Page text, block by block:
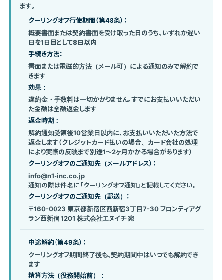
ます。
クーリングオフ行使期間（第48条）：
概要書面または契約書面を受け取った日のうち、いずれか遅い
日を1日目として8日以内
手続き方法：
書面または電磁的方法（メール可）による通知のみで解約で
きます
効果：
違約金・手数料は一切かかりません。すでにお支払いいただい
た金額は全額返金します
返金時期：
解約通知受領後10営業日以内に、お支払いいただいた方法で
返金します（クレジットカード払いの場合、カード会社の処理
により実際の反映まで別途1〜2ヶ月かかる場合があります）
クーリングオフのご通知先（メールアドレス）：
info@n1-inc.co.jp
通知の際は件名に「クーリングオフ通知」と記載してください。
クーリングオフのご通知先（郵送）：
〒160-0023 東京都新宿区西新宿3丁目7-30 フロンティアグ
ラン西新宿 1201 株式会社エヌイチ 宛
中途解約（第49条）：
クーリングオフ期間終了後も、契約期間中はいつでも解約でき
ます
精算方法（役務開始前）：